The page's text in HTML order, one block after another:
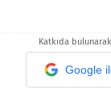
Katkıda
Google